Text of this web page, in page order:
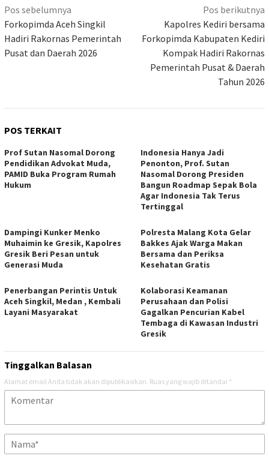
Navigasi
pos
Pos sebelumnya
Forkopimda Aceh Singkil
Hadiri Rakornas Pemerintah
Pusat dan Daerah 2026
Pos berikutnya
Kapolres Kediri bersama
Forkopimda Kabupaten Kediri
Kompak Hadiri Rakornas
Pemerintah Pusat & Daerah
Tahun 2026
POS TERKAIT
Prof Sutan Nasomal Dorong
Pendidikan Advokat Muda,
PAMID Buka Program Rumah
Hukum
Indonesia Hanya Jadi
Penonton, Prof. Sutan
Nasomal Dorong Presiden
Bangun Roadmap Sepak Bola
Agar Indonesia Tak Terus
Tertinggal
Dampingi Kunker Menko
Muhaimin ke Gresik, Kapolres
Gresik Beri Pesan untuk
Generasi Muda
Polresta Malang Kota Gelar
Bakkes Ajak Warga Makan
Bersama dan Periksa
Kesehatan Gratis
Penerbangan Perintis Untuk
Aceh Singkil, Medan , Kembali
Layani Masyarakat
Kolaborasi Keamanan
Perusahaan dan Polisi
Gagalkan Pencurian Kabel
Tembaga di Kawasan Industri
Gresik
Tinggalkan Balasan
Alamat email Anda tidak akan dipublikasikan. Ruas yang wajib ditandai *